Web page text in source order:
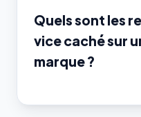
Quels sont les
vice caché sur
marque ?